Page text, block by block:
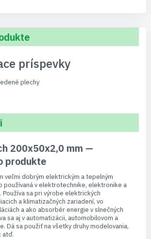
príspevky
plechy
200x50x2,0 mm —
produkte
veľmi dobrým elektrickým a tepelným
používaná v elektrotechnike, elektronike a
sa pri výrobe elektrických
a klimatizačných zariadení, vo
a ako absorbér energie v slnečných
sa aj v automatizácii, automobilovom a
Dá sa použiť na všetky druhy modelovania,
atď.